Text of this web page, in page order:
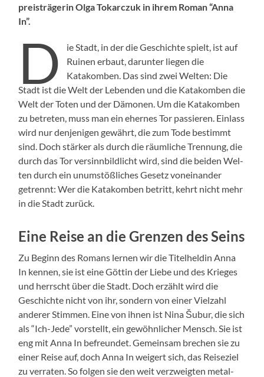
preisträgerin Olga Tokar­czuk in ihrem Roman “Anna
In”.
D
ie Stadt, in der die Geschichte spielt, ist auf
Ruinen erbaut, darunter liegen die
Katakomben. Das sind zwei Wel­ten: Die
Stadt ist die Welt der Leben­den und die Katakomben die
Welt der Toten und der Dämo­nen. Um die Katakomben
zu betreten, muss man ein ehernes Tor passieren. Ein­lass
wird nur den­jeni­gen gewährt, die zum Tode bes­timmt
sind. Doch stärk­er als durch die räum­liche Tren­nung, die
durch das Tor versinnbildlicht wird, sind die bei­den Wel­
ten durch ein unum­stößlich­es Gesetz voneinan­der
getren­nt: Wer die Katakomben betritt, kehrt nicht mehr
in die Stadt zurück.
Eine Reise an die Grenzen des Seins
Zu Beginn des Romans ler­nen wir die Titel­heldin Anna
In ken­nen, sie ist eine Göt­tin der Liebe und des Krieges
und herrscht über die Stadt. Doch erzählt wird die
Geschichte nicht von ihr, son­dern von ein­er Vielzahl
ander­er Stim­men. Eine von ihnen ist Nina Šubur, die sich
als “Ich-Jede” vorstellt, ein gewöhn­lich­er Men­sch. Sie ist
eng mit Anna In befre­un­det. Gemein­sam brechen sie zu
ein­er Reise auf, doch Anna In weigert sich, das Reiseziel
zu ver­rat­en. So fol­gen sie den weit verzweigten met­al­